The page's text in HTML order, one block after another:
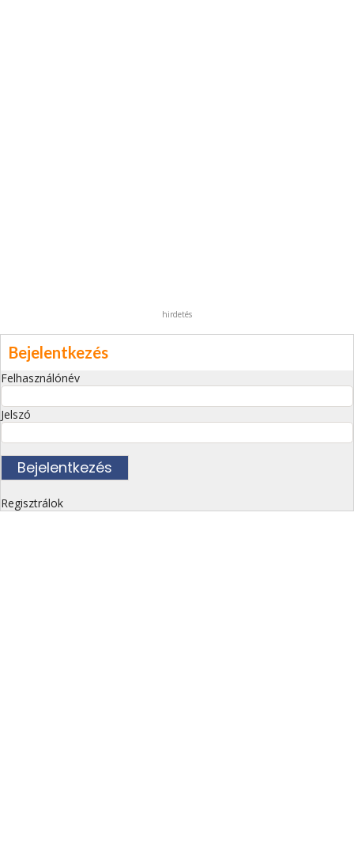
hirdetés
Bejelentkezés
Felhasználónév
Jelszó
Regisztrálok